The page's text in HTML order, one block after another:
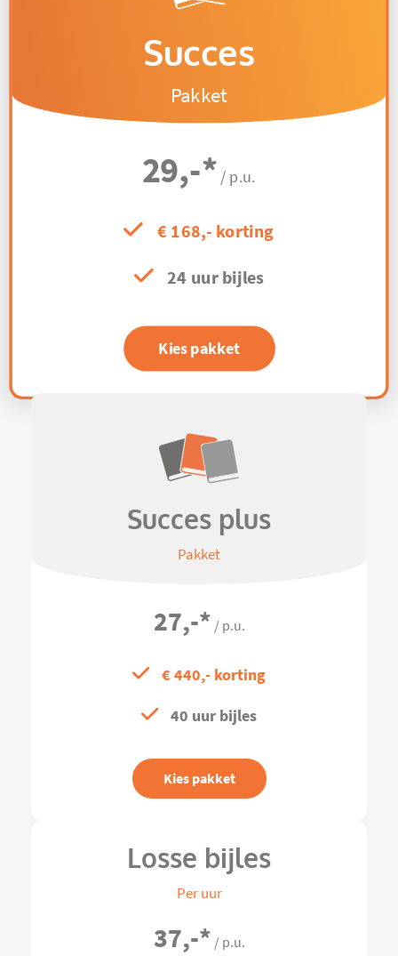
Succes
Pakket
29,-* / p.u.
€ 168,- korting
24 uur bijles
Kies pakket
Succes plus
Pakket
27,-* / p.u.
€ 440,- korting
40 uur bijles
Kies pakket
Losse bijles
Per uur
37,-* / p.u.